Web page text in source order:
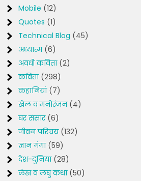
Mobile (12)
Quotes (1)
Technical Blog (45)
अध्यात्म(6)
अवधी कविता(2)
कविता(298)
कहानियां(7)
खेल व मनोरंजन(4)
घर संसार(6)
जीवन परिचय(132)
ज्ञान गंगा(59)
देश-दुनिया(28)
लेख व लघु कथा(50)